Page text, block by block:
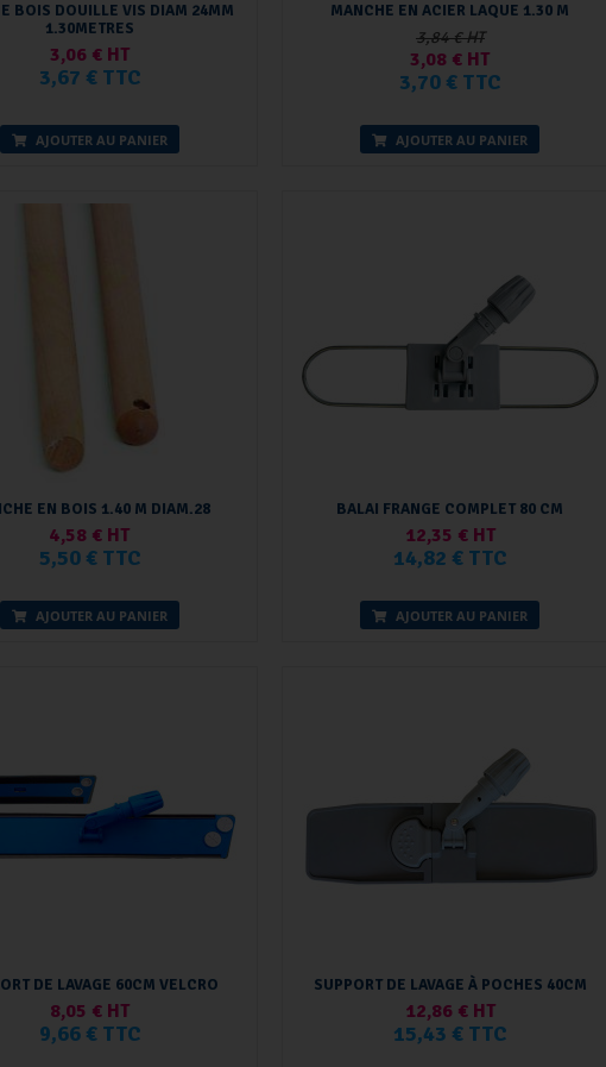
BOIS DOUILLE VIS DIAM 24MM
1.30METRES
3,06 € HT
3,67 € TTC
AJOUTER AU PANIER
MANCHE EN ACIER LAQUE 1.30 M
3,84 € HT
3,08 € HT
3,70 € TTC
AJOUTER AU PANIER
EN BOIS 1.40 M DIAM.28
4,58 € HT
5,50 € TTC
AJOUTER AU PANIER
BALAI FRANGE COMPLET 80 CM
12,35 € HT
14,82 € TTC
AJOUTER AU PANIER
DE LAVAGE 60CM VELCRO
8,05 € HT
9,66 € TTC
SUPPORT DE LAVAGE À POCHES 40CM
12,86 € HT
15,43 € TTC